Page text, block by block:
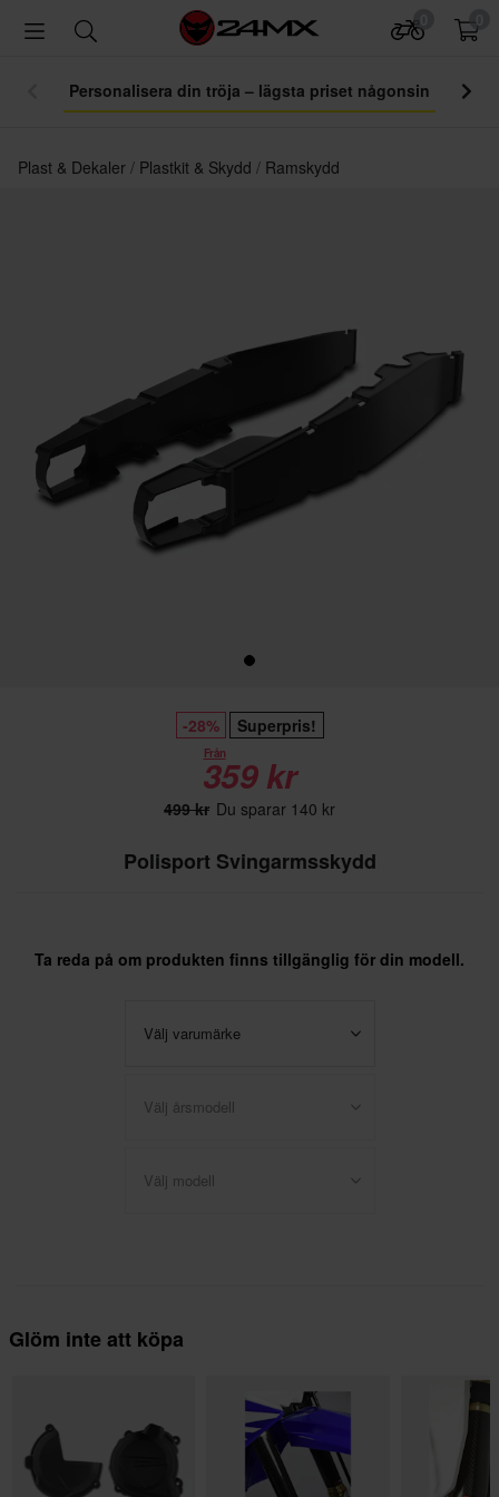
Personalisera din tröja – lägsta priset någonsin
Plast & Dekaler Plastkit & Skydd Ramskydd
-28% Superpris!
Från
359 kr
499 kr Du sparar 140 kr
Polisport Svingarmsskydd
Ta reda på om produkten finns tillgänglig för din modell.
Välj varumärke
Välj årsmodell
Välj modell
Glöm inte att köpa